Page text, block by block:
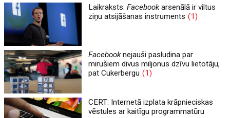
Laikraksts:Facebookarsenālā ir viltus
ziņu atsijāšanas instruments (1)
Facebooknejauši pasludina par
mirušiem divus miljonus dzīvu lietotāju,
pat Cukerbergu (1)
CERT: Internetā izplata krāpnieciskas
vēstules ar kaitīgu programmatūru